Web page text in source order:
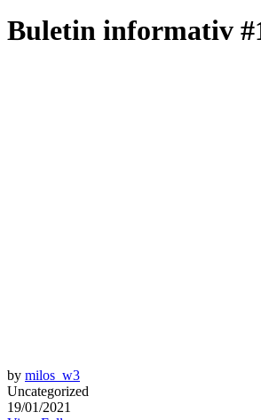
Buletin informativ
by milos_w3
Uncategorized
19/01/2021